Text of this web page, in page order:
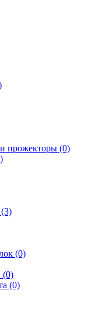
прожекторы (0)
(0)
(0)
(0)